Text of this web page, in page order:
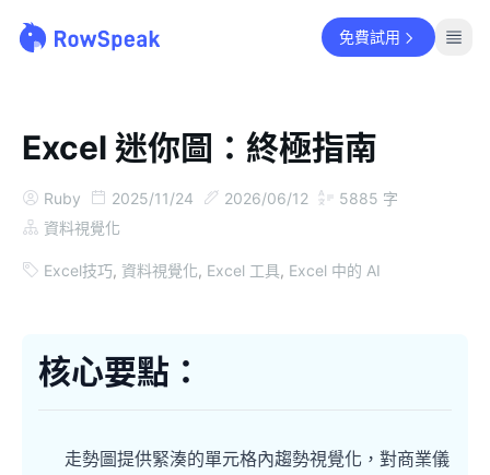
免費試用
Excel 迷你圖：終極指南
Ruby 2025/11/24 2026/06/12 5885 字
資料視覺化
Excel技巧, 資料視覺化, Excel 工具, Excel 中的 AI
核心要點：
走勢圖提供緊湊的單元格內趨勢視覺化，對商業儀